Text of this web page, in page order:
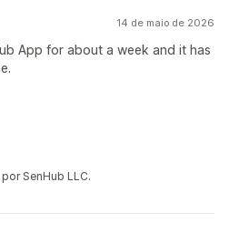
14 de maio de 2026
App for about a week and it has
SenHub LLC.